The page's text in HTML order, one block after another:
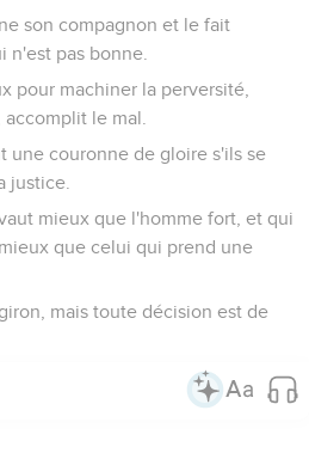
son compagnon et le fait
n'est pas bonne.
pour machiner la perversité,
le mal.
une couronne de gloire s'ils se
justice.
mieux que l'homme fort, et qui
que celui qui prend une
mais toute décision est de